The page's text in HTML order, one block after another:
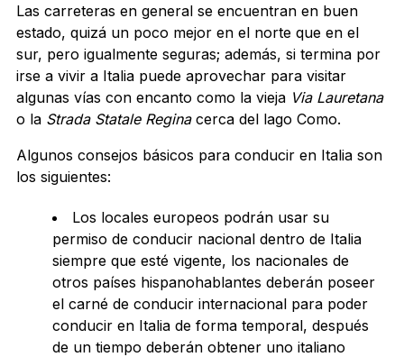
Las carreteras en general se encuentran en buen
estado, quizá un poco mejor en el norte que en el
sur, pero igualmente seguras; además, si termina por
irse a vivir a Italia puede aprovechar para visitar
algunas vías con encanto como la vieja Via Lauretana
o la Strada Statale Reginacerca del lago Como.
Algunos consejos básicos para conducir en Italia son
los siguientes:
Los locales europeos podrán usar su
permiso de conducir nacional dentro de Italia
siempre que esté vigente, los nacionales de
otros países hispanohablantes deberán poseer
el carné de conducir internacional para poder
conducir en Italia de forma temporal, después
de un tiempo deberán obtener uno italiano